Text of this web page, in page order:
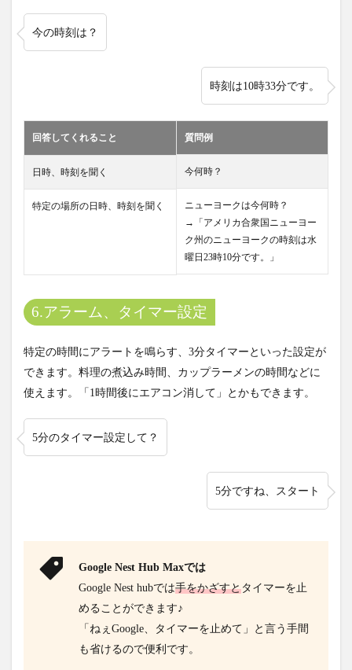
今の時刻は？
時刻は10時33分です。
回答してくれること 質問例
日時、時刻を聞く 今何時？
特定の場所の日時、時刻を聞く
ニューヨークは今何時？
→「アメリカ合衆国ニューヨー
ク州のニューヨークの時刻は水
曜日23時10分です。」
6.アラーム、タイマー設定
特定の時間にアラートを鳴らす、3分タイマーといった設定が
できます。料理の煮込み時間、カップラーメンの時間などに
使えます。「1時間後にエアコン消して」とかもできます。
5分のタイマー設定して？
5分ですね、スタート
Google Nest Hub Maxでは
Google Nest hubでは手をかざすとタイマーを止
めることができます♪
「ねぇGoogle、タイマーを止めて」と言う手間
も省けるので便利です。